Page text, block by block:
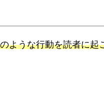
ような行動を読者に起